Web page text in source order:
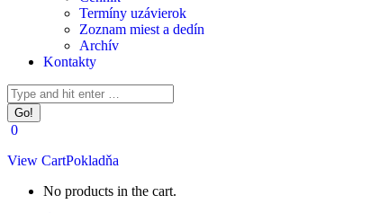
Termíny uzávierok
Zoznam miest a dedín
Archív
Kontakty
Facebook
page
opens
in
new
Instagram
page
opens
in
new
Search:
0
View CartPokladňa
No products in the cart.